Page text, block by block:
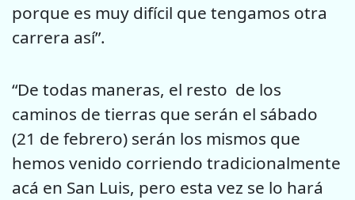
porque es muy difícil que tengamos otra
carrera así”.
“De todas maneras, el resto de los
caminos de tierras que serán el sábado
(21 de febrero) serán los mismos que
hemos venido corriendo tradicionalmente
acá en San Luis, pero esta vez se lo hará